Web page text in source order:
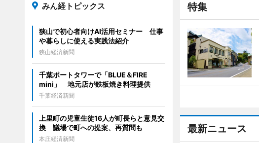
特集
最新ニュース
みん経トピックス
狭山で初心者向けAI活用セミナー 仕事
や暮らしに使える実践法紹介
狭山経済新聞
千葉ポートタワーで「BLUE＆FIRE
mini」 地元店が鉄板焼き料理提供
千葉経済新聞
上里町の児童生徒16人が町長らと意見交
換 議場で町への提案、再質問も
本庄経済新聞